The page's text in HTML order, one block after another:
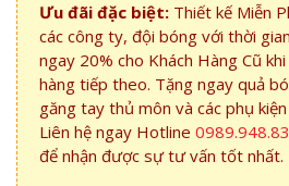
Ưu đãi đặc biệt: Thiết kế Miễn
các công ty, đội bóng với thời
ngay 20% cho Khách Hàng Cũ
hàng tiếp theo. Tặng ngay quả
găng tay thủ môn và các phụ
Liên hệ ngay Hotline
để nhận được sự tư vấn tốt nhất.